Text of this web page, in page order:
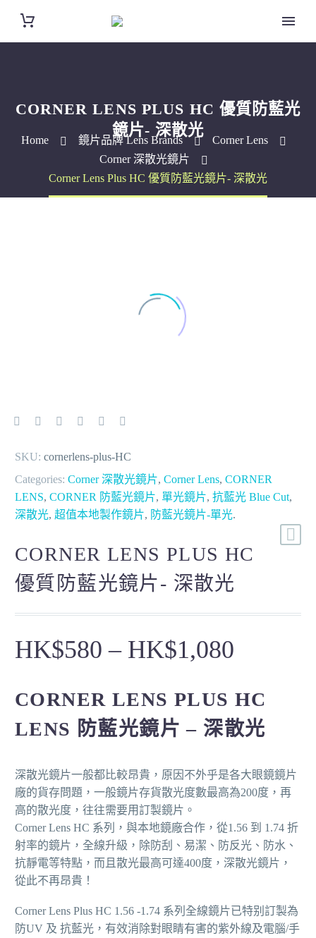
CORNER LENS PLUS HC 優質防藍光
鏡片- 深散光
Home 鏡片品牌 Lens Brands
Corner Lens
Corner 深散光鏡片
Corner Lens Plus HC 優質防藍光鏡片- 深散光
SKU: cornerlens-plus-HC
Categories: Corner 深散光鏡片, Corner Lens, CORNER
LENS, CORNER 防藍光鏡片, 單光鏡片, 抗藍光 Blue Cut,
深散光, 超值本地製作鏡片, 防藍光鏡片-單光.
CORNER LENS PLUS HC
優質防藍光鏡片- 深散光
HK$580 – HK$1,080
CORNER LENS PLUS HC
LENS 防藍光鏡片 – 深散光
深散光鏡片一般都比較昂貴，原因不外乎是各大眼鏡鏡片
廠的貨存問題，一般鏡片存貨散光度數最高為200度，再
高的散光度，往往需要用訂製鏡片。
Corner Lens HC 系列，與本地鏡廠合作，從1.56 到 1.74 折
射率的鏡片，全線升級，除防刮、易潔、防反光、防水、
抗靜電等特點，而且散光最高可達400度，深散光鏡片，
從此不再昂貴！
Corner Lens Plus HC 1.56 -1.74 系列全線鏡片已特别訂製為
防UV 及 抗藍光，有效消除對眼睛有害的紫外線及電腦/手